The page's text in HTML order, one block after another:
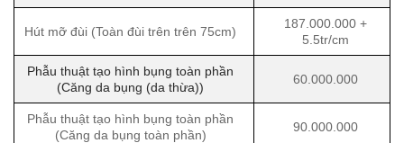
Hút mỡ đùi (Toàn đùi trên trên 75cm)
187.000.000 +
5.5tr/cm
Phẫu thuật tạo hình bụng toàn phần
(Căng da bụng (da thừa))
60.000.000
Phẫu thuật tạo hình bụng toàn phần
(Căng da bụng toàn phần)
90.000.000